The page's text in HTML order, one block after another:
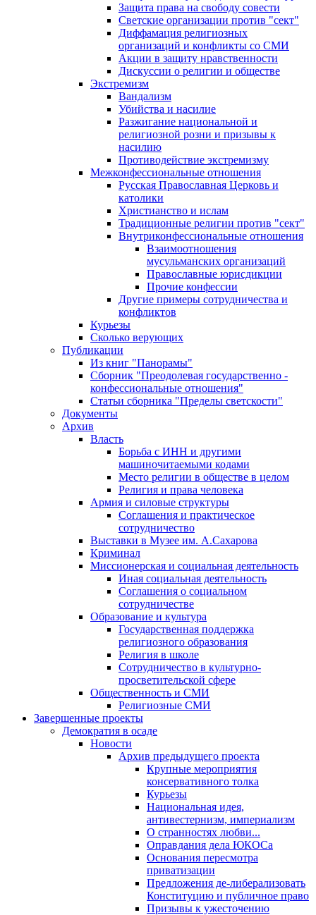
Защита права на свободу совести
Светские организации против "сект"
Диффамация религиозных
организаций и конфликты со СМИ
Акции в защиту нравственности
Дискуссии о религии и обществе
Экстремизм
Вандализм
Убийства и насилие
Разжигание национальной и
религиозной розни и призывы к
насилию
Противодействие экстремизму
Межконфессиональные отношения
Русская Православная Церковь и
католики
Христианство и ислам
Традиционные религии против "сект"
Внутриконфессиональные отношения
Взаимоотношения
мусульманских организаций
Православные юрисдикции
Прочие конфессии
Другие примеры сотрудничества и
конфликтов
Курьезы
Сколько верующих
Публикации
Из книг "Панорамы"
Сборник "Преодолевая государственно -
конфессиональные отношения"
Статьи сборника "Пределы светскости"
Документы
Архив
Власть
Борьба с ИНН и другими
машиночитаемыми кодами
Место религии в обществе в целом
Религия и права человека
Армия и силовые структуры
Соглашения и практическое
сотрудничество
Выставки в Музее им. А.Сахарова
Криминал
Миссионерская и социальная деятельность
Иная социальная деятельность
Соглашения о социальном
сотрудничестве
Образование и культура
Государственная поддержка
религиозного образования
Религия в школе
Сотрудничество в культурно-
просветительской сфере
Общественность и СМИ
Религиозные СМИ
Завершенные проекты
Демократия в осаде
Новости
Архив предыдущего проекта
Крупные мероприятия
консервативного толка
Курьезы
Национальная идея,
антивестернизм, империализм
О странностях любви...
Оправдания дела ЮКОСа
Основания пересмотра
приватизации
Предложения де-либерализовать
Конституцию и публичное право
Призывы к ужесточению